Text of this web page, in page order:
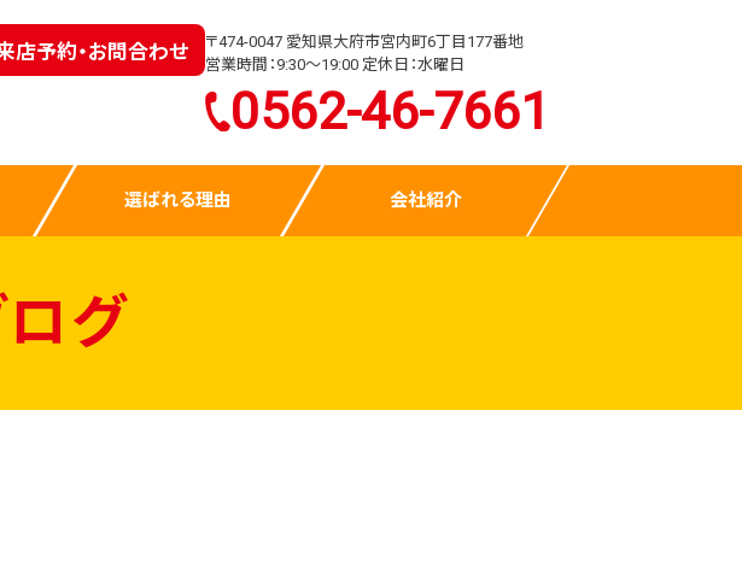
店予約・お問合わせ
〒474-0047 愛知県大府市宮内町6丁目177番地
営業時間：9:30～19:00 定休日：水曜日
0562-46-7661
選ばれる理由 会社紹介
ログ